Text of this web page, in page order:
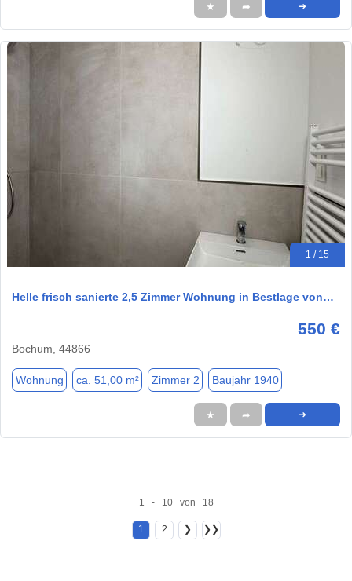
★ ➦ ➜
1 / 15
Helle frisch sanierte 2,5 Zimmer Wohnung in Bestlage von…
550 €
Bochum, 44866
Wohnung ca. 51,00 m² Zimmer 2 Baujahr 1940
★ ➦ ➜
1 - 10 von 18
1 2 ❯ ❯❯